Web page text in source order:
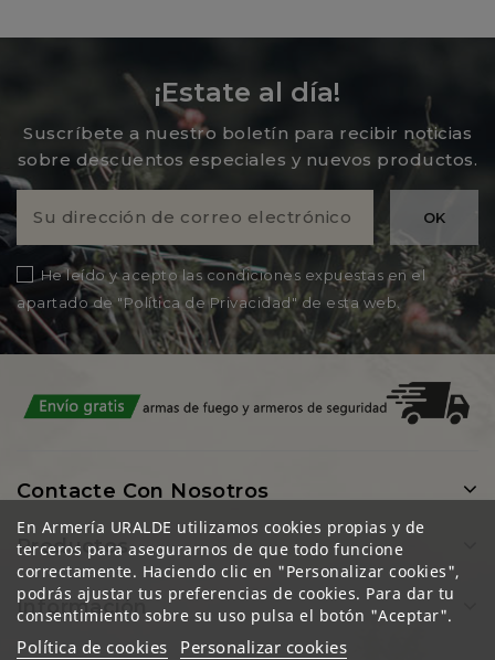
¡Estate al día!
Suscríbete a nuestro boletín para recibir noticias
sobre descuentos especiales y nuevos productos.
He leído y acepto las condiciones expuestas en el
apartado de "Política de Privacidad" de esta web.
Contacte Con Nosotros
Productos
Información
En Armería URALDE utilizamos cookies propias y de
terceros para asegurarnos de que todo funcione
correctamente. Haciendo clic en "Personalizar cookies",
podrás ajustar tus preferencias de cookies. Para dar tu
consentimiento sobre su uso pulsa el botón "Aceptar".
Política de cookies Personalizar cookies